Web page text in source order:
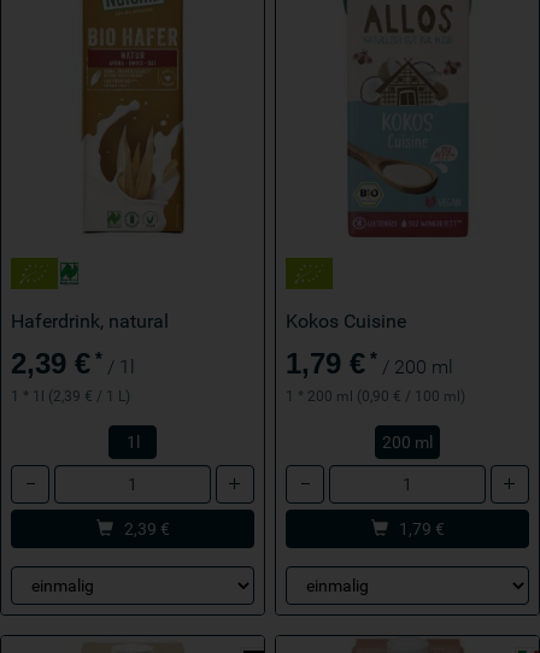
Haferdrink, natural
2,39 € * / 1l
1 * 1l (2,39 € / 1 L)
1l
Anzahl
2,39 €
Kokos Cuisine
1,79 € * / 200 ml
1 * 200 ml (0,90 € / 100 ml)
200 ml
Anzahl
1,79 €